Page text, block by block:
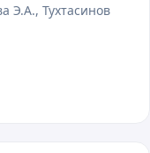
Э.А., Тухтасинов